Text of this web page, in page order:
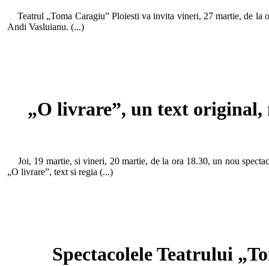
Teatrul „Toma Caragiu” Ploiesti va invita vineri, 27 martie, de la
Andi Vasluianu. (...)
„O livrare”, un text original,
Joi, 19 martie, si vineri, 20 martie, de la ora 18.30, un nou
„O livrare”, text si regia (...)
Spectacolele Teatrului